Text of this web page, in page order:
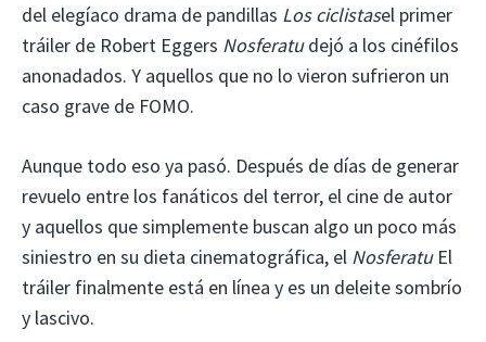
del elegíaco drama de pandillas Los ciclistasel primer
tráiler de Robert Eggers Nosferatudejó a los cinéfilos
anonadados. Y aquellos que no lo vieron sufrieron un
caso grave de FOMO.
Aunque todo eso ya pasó. Después de días de generar
revuelo entre los fanáticos del terror, el cine de autor
y aquellos que simplemente buscan algo un poco más
siniestro en su dieta cinematográfica, el Nosferatu El
tráiler finalmente está en línea y es un deleite sombrío
y lascivo.